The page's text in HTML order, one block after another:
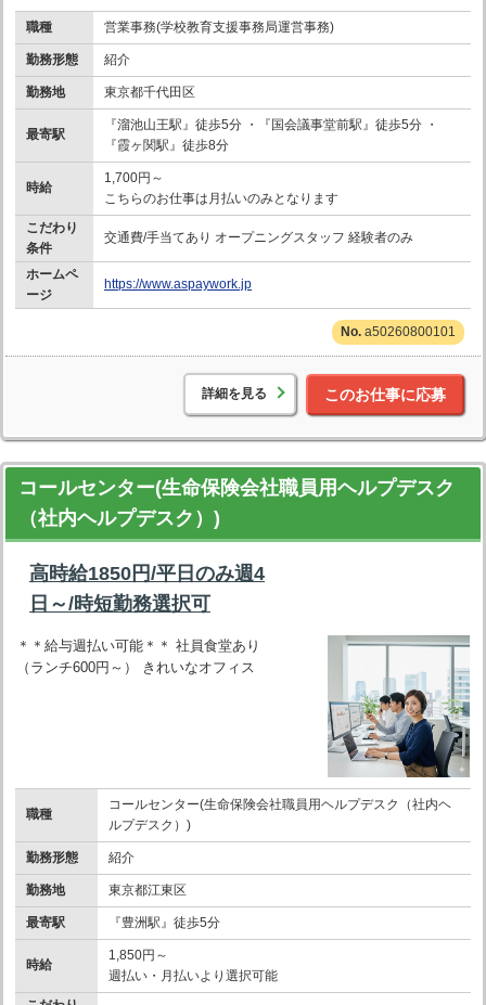
職種 営業事務(学校教育支援事務局運営事務)
勤務形態 紹介
勤務地 東京都千代田区
最寄駅
『溜池山王駅』徒歩5分 ・『国会議事堂前駅』徒歩5分 ・
『霞ヶ関駅』徒歩8分
時給
1,700円～
こちらのお仕事は月払いのみとなります
こだわり
条件
交通費/手当てあり オープニングスタッフ 経験者のみ
ホームペ
ージ
https://www.aspaywork.jp
a50260800101
詳細を見る このお仕事に応募
コールセンター(生命保険会社職員用ヘルプデスク
（社内ヘルプデスク）)
高時給1850円/平日のみ週4
日～/時短勤務選択可
＊＊給与週払い可能＊＊ 社員食堂あり
（ランチ600円～） きれいなオフィス
職種
コールセンター(生命保険会社職員用ヘルプデスク（社内ヘ
ルプデスク）)
勤務形態 紹介
勤務地 東京都江東区
最寄駅 『豊洲駅』徒歩5分
時給
1,850円～
週払い・月払いより選択可能